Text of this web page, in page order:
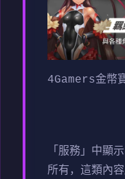
4Gamers金幣
「服務」中顯
所有，這類內